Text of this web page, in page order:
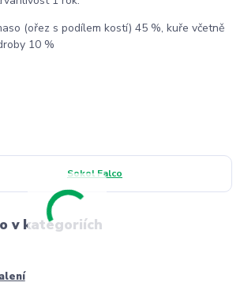
(ořez s podílem kostí) 45 %, kuře včetně
10 %
Sokol Falco
v kategoriích